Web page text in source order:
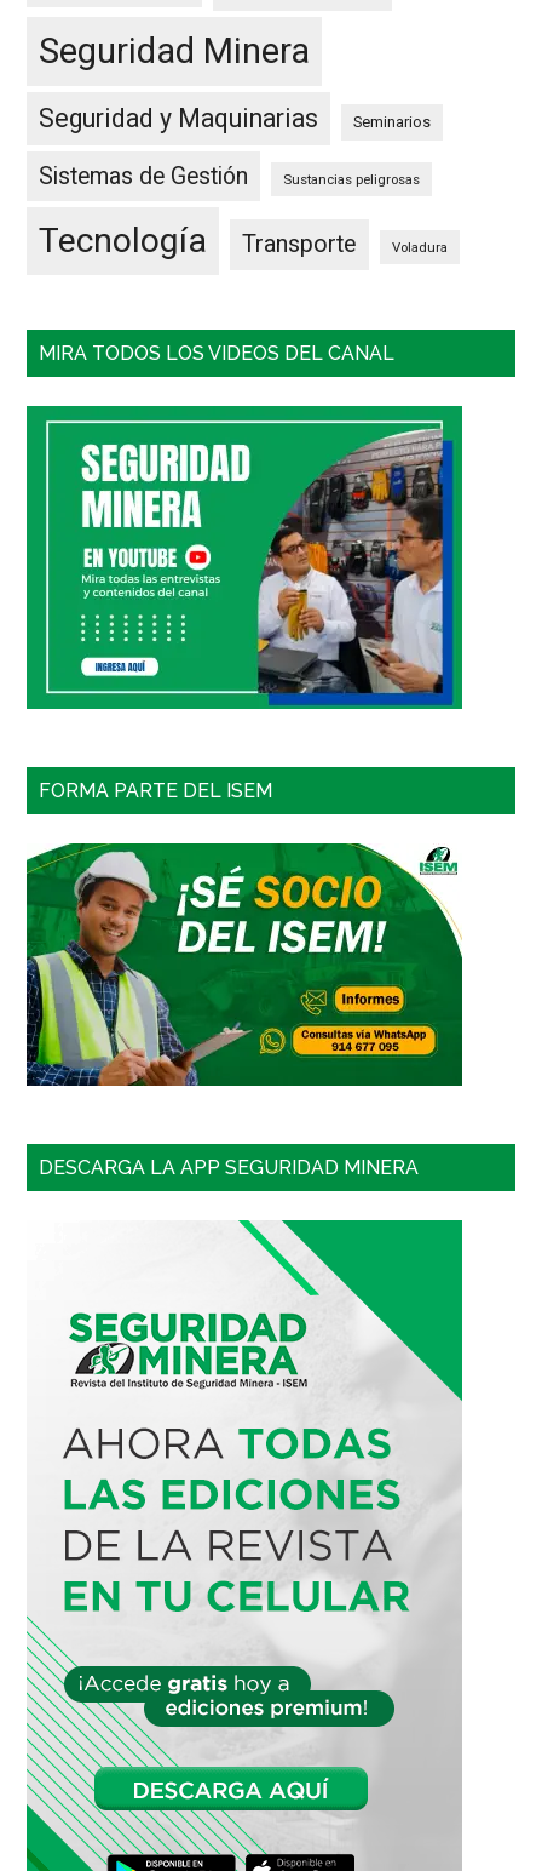
Seguridad Minera
Seguridad y Maquinarias Seminarios
Sistemas de Gestión Sustancias peligrosas
Tecnología Transporte Voladura
MIRA TODOS LOS VIDEOS DEL CANAL
FORMA PARTE DEL ISEM
DESCARGA LA APP SEGURIDAD MINERA